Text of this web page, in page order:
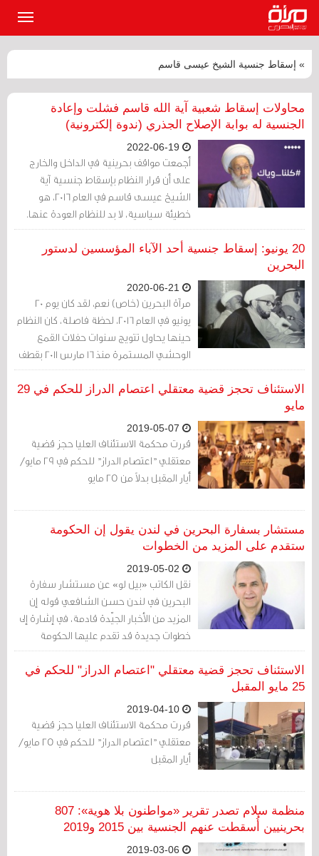
» إسقاط جنسية الشيخ عيسى قاسم
محاولات إسقاط شعبية آية الله قاسم فشلت وإعادة
الجنسية له بوابة الإصلاح الجذري (ندوة إلكترونية)
أجمعت مواقف بحرينية في الداخل والخارج
على أن قرار النظام بإسقاط جنسية آية
الشيخ عيسى قاسم في العام 2016، هو
خطيئة سياسية، لا بد للنظام العودة عنها.
20 يونيو: إسقاط جنسية أحد الآباء المؤسسين لدستور
البحرين
مرآة البحرين (خاص) نعم، لقد كان يوم 20
يونيو في العام 2016، لحظة فاصلة، كان النظام
حينها يحاول تتويج سنوات حفلات القمع
الوحشي المستمرة منذ 16 مارس 2011 بقطف
رأس القيادة الكبرى للطائفة الشيعية في
البلاد: آية الله الشيخ عيسى قاسم هو
الاستئناف تحجز قضية معتقلي اعتصام الدراز للحكم في 29
مايو
قررت محكمة الاستئناف العليا حجز قضية
معتقلي "اعتصام الدراز" للحكم في 29 مايو/
أيار المقبل بدلاً من 25 مايو
مستشار بسفارة البحرين في لندن يقول إن الحكومة
ستقدم على المزيد من الخطوات
نقل الكاتب «بيل لو» عن مستشار سفارة
البحرين في لندن حسن الشافعي قوله إن
المزيد من الأخبار الجيّدة قادمة، في إشارة إلى
خطوات جديدة قد تقدم عليها الحكومة
البحرينية في السياق الحقوقي.
الاستئناف تحجز قضية معتقلي "اعتصام الدراز" للحكم في
25 مايو المقبل
قررت محكمة الاستئناف العليا حجز قضية
معتقلي "اعتصام الدراز" للحكم في 25 مايو/
أيار المقبل
منظمة سلام تصدر تقرير «مواطنون بلا هوية»: 807
بحرينيين أُسقطت عنهم الجنسية بين 2015 و2019